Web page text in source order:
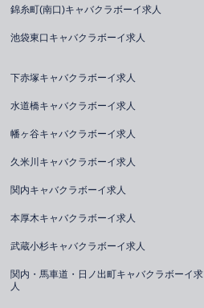
錦糸町(南口)キャバクラボーイ求人
池袋東口キャバクラボーイ求人
下赤塚キャバクラボーイ求人
水道橋キャバクラボーイ求人
幡ヶ谷キャバクラボーイ求人
久米川キャバクラボーイ求人
関内キャバクラボーイ求人
本厚木キャバクラボーイ求人
武蔵小杉キャバクラボーイ求人
関内・馬車道・日ノ出町キャバクラボーイ求
人